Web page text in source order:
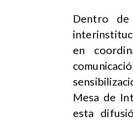
Dentro
en
Mesa de
esta